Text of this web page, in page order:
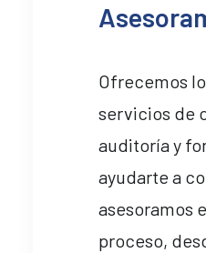
Ofrecemos
servicios de
auditoría y
ayudarte a
asesoramos
proceso,